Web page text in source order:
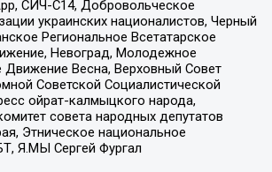
СИЧ-С14, Добровольческое
украинских националистов, Черный
Региональное Всетатарское
Невоград, Молодежное
Весна, Верховный Совет
Советской Социалистической
ойрат-калмыцкого народа,
совета народных депутатов
Этническое национальное
Я.МЫ Сергей Фургал